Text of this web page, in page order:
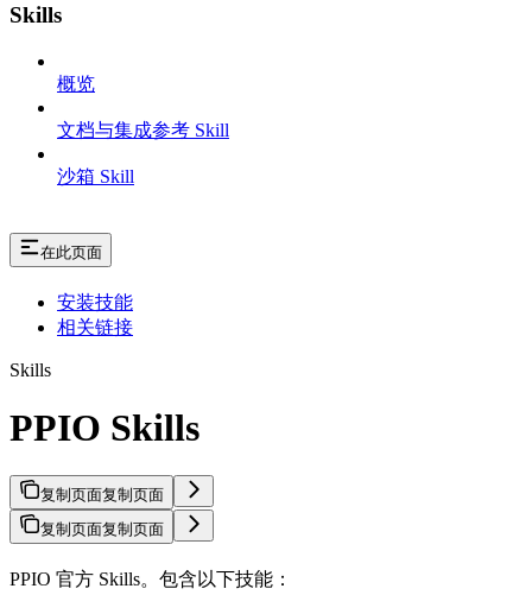
Skills
概览
文档与集成参考 Skill
沙箱 Skill
在此页面
安装技能
相关链接
Skills
PPIO Skills
复制页面复制页面
复制页面复制页面
PPIO 官方 Skills。包含以下技能：